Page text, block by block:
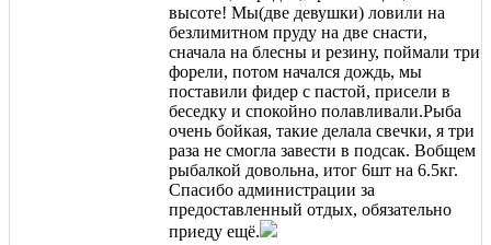
высоте! Мы(две девушки) ловили на
безлимитном пруду на две снасти,
сначала на блесны и резину, поймали три
форели, потом начался дождь, мы
поставили фидер с пастой, присели в
беседку и спокойно полавливали.Рыба
очень бойкая, такие делала свечки, я три
раза не смогла завести в подсак. Вобщем
рыбалкой довольна, итог 6шт на 6.5кг.
Спасибо администрации за
предоставленный отдых, обязательно
приеду ещё.